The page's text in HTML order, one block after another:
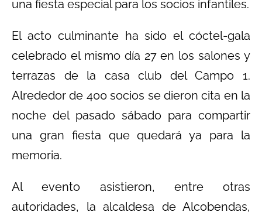
una fiesta especial para los socios infantiles.
El acto culminante ha sido el cóctel-gala
celebrado el mismo día 27 en los salones y
terrazas de la casa club del Campo 1.
Alrededor de 400 socios se dieron cita en la
noche del pasado sábado para compartir
una gran fiesta que quedará ya para la
memoria.
Al evento asistieron, entre otras
autoridades, la alcaldesa de Alcobendas,